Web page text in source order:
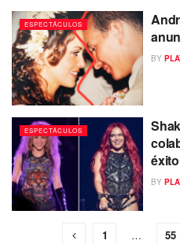
ESPECTÁCULOS
BY
ESPECTÁCULOS
BY
1 … 55